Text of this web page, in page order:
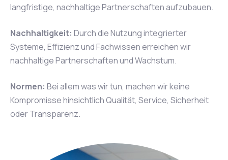
langfristige, nachhaltige Partnerschaften aufzubauen.
Nachhaltigkeit: Durch die Nutzung integrierter
Systeme, Effizienz und Fachwissen erreichen wir
nachhaltige Partnerschaften und Wachstum.
Normen: Bei allem was wir tun, machen wir keine
Kompromisse hinsichtlich Qualität, Service, Sicherheit
oder Transparenz.